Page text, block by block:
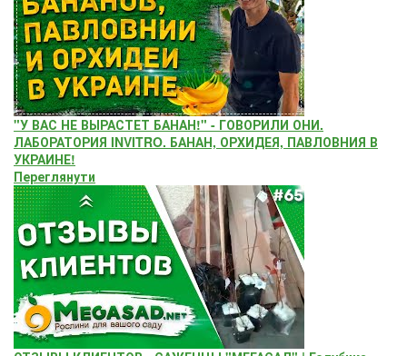
"У ВАС НЕ ВЫРАСТЕТ БАНАН!" - ГОВОРИЛИ ОНИ.
ЛАБОРАТОРИЯ INVITRO. БАНАН, ОРХИДЕЯ, ПАВЛОВНИЯ В
УКРАИНЕ!
Переглянути